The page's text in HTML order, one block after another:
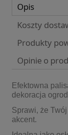
Opis
Koszty
Cena nie
Produkty
Opinie o
Efektowna
dekoracja
Sprawi, że
akcent.